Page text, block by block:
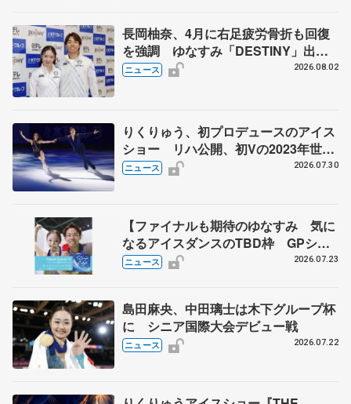
長岡柚奈、4月に右足疲労骨折も回復
を強調 ゆなすみ「DESTINY」出
演、森口澄士「力を合わせて」
ニュース 2026.08.02
りくりゅう、初プロデュースのアイス
ショー リハ公開、初Vの2023年世界
選手権のSP披露 ハゼボロ、チョク
ニュース 2026.07.30
【ファイナルも期待のゆなすみ 気に
なるアイスダンスのTBD枠 GPシリ
ーズ展望③ペア・アイスダンス編】
ニュース 2026.07.23
島田麻央、中田璃士は木下グループ杯
に シニア国際大会デビュー戦
ニュース 2026.07.22